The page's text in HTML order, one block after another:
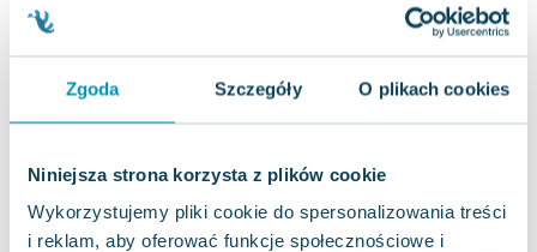
Zgoda Szczegóły O plikach cookies
Niniejsza strona korzysta z plików cookie
Wykorzystujemy pliki cookie do spersonalizowania treści
i reklam, aby oferować funkcje społecznościowe i
5.35zł jak nowa
taniej o
Do koszyka
Rocky i wynalazki. Psi Patrol. Bohaterskie
książka, która zaprasza dzieci do świata pełnego
przygód z ulubionymi postaciami z P...
0.0